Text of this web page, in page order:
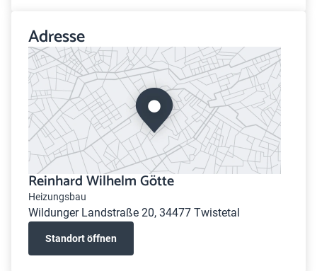
Adresse
Reinhard Wilhelm Götte
Heizungsbau
Wildunger Landstraße 20, 34477 Twistetal
Standort öffnen